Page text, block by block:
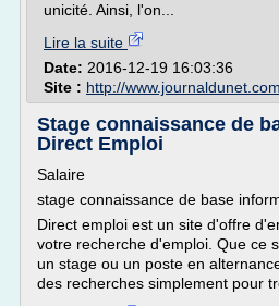
unicité. Ainsi, l'on...
Lire la suite
Date: 2016-12-19 16:03:36
Site : http://www.journaldunet.com
Stage connaissance de
Direct Emploi
Salaire
stage connaissance de base
Direct emploi est un site d'offre
votre recherche d'emploi. Que ce
un stage ou un poste en
des recherches simplement pour